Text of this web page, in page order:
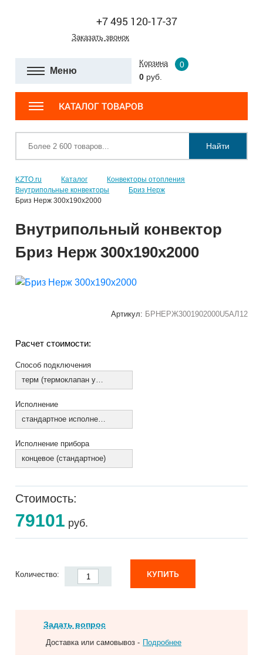
+7 495 120-17-37
Заказать звонок
Меню
Корзина
0
0 руб.
КАТАЛОГ ТОВАРОВ
Найти
KZTO.ru Каталог
Конвекторы отопления
Внутрипольные конвекторы
Бриз Нерж
Бриз Нерж 300х190х2000
Внутрипольный конвектор
Бриз Нерж 300х190х2000
Артикул: БРНЕРЖ3001902000U5АЛ12
Расчет стоимости:
Способ подключения
терм (термоклапан установлен)
Исполнение
стандартное исполнение
Исполнение прибора
концевое (стандартное)
Стоимость:
79101 руб.
Количество: КУПИТЬ
Задать вопрос
Доставка или самовывоз - Подробнее